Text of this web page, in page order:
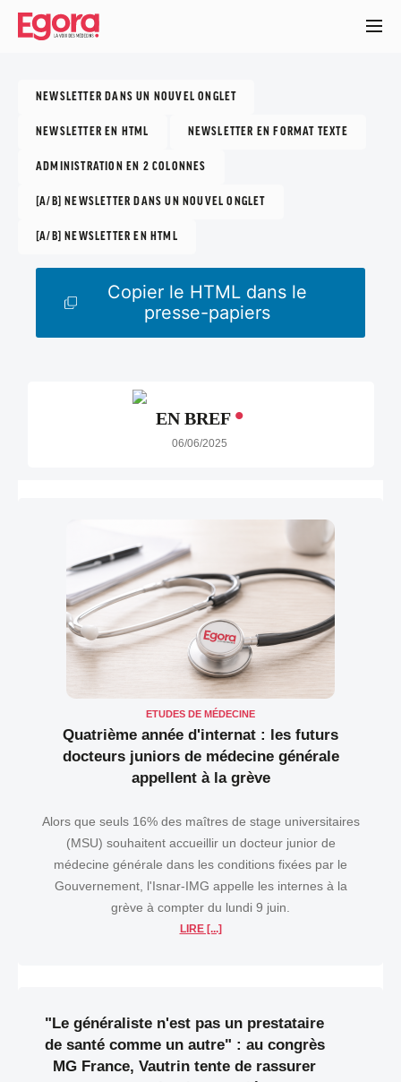
Aller
contenu
NEWSLETTER DANS UN NOUVEL ONGLET
NEWSLETTER EN HTML NEWSLETTER EN FORMAT TEXTE
ADMINISTRATION EN 2 COLONNES
[A/B] NEWSLETTER DANS UN NOUVEL ONGLET
[A/B] NEWSLETTER EN HTML
Copier le HTML dans le
presse-papiers
EN BREF •
06/06/2025
ETUDES DE MÉDECINE
Quatrième année d'internat : les futurs
docteurs juniors de médecine générale
appellent à la grève
Alors que seuls 16% des maîtres de stage universitaires
(MSU) souhaitent accueillir un docteur junior de
médecine générale dans les conditions fixées par le
Gouvernement, l'Isnar-IMG appelle les internes à la
grève à compter du lundi 9 juin.
LIRE [...]
"Le généraliste n'est pas un prestataire
de santé comme un autre" : au congrès
MG France, Vautrin tente de rassurer